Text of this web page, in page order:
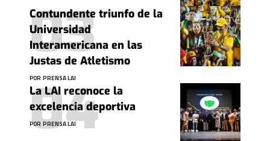
Contundente triunfo de la
Universidad
Interamericana en las
Justas de Atletismo
POR PRENSA LAI
La LAI reconoce la
excelencia deportiva
POR PRENSA LAI